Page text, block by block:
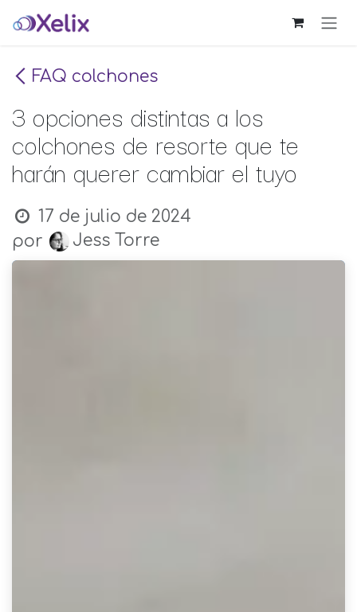
Ir al contenido
FAQ colchones
3 opciones distintas a los
colchones de resorte que te
harán querer cambiar el tuyo
17 de julio de 2024
por
Jess Torre